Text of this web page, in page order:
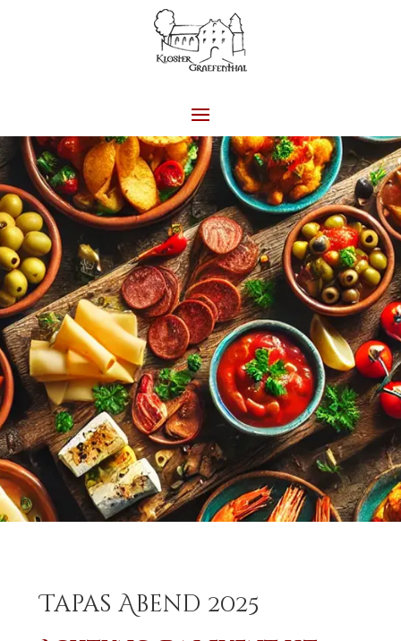
Tapas Abend 2025